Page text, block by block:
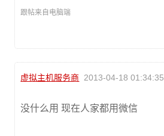
跟帖来自电脑端
虚拟主机服务商 2013-04-18 01:34:35
没什么用 现在人家都用微信